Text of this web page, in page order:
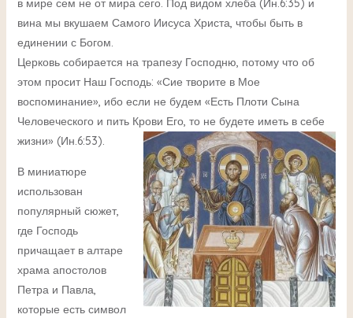
в мире сем не от мира сего. Под видом хлеба (Ин.6:35) и
вина мы вкушаем Самого Иисуса Христа, чтобы быть в
единении с Богом.
Церковь собирается на трапезу Господню, потому что об
этом просит Наш Господь: «Сие творите в Мое
воспоминание», ибо если не будем «Есть Плоти Сына
Человеческого и пить Крови Его, то не будете иметь в себе
жизни» (Ин.6:53).
В миниатюре
использован
популярный сюжет,
где Господь
причащает в алтаре
храма апостолов
Петра и Павла,
которые есть символ